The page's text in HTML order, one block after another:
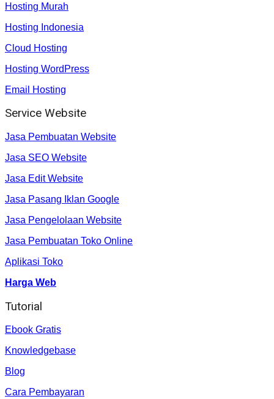
Hosting Murah
Hosting Indonesia
Cloud Hosting
Hosting WordPress
Email Hosting
Service Website
Jasa Pembuatan Website
Jasa SEO Website
Jasa Edit Website
Jasa Pasang Iklan Google
Jasa Pengelolaan Website
Jasa Pembuatan Toko Online
Aplikasi Toko
Harga Web
Tutorial
Ebook Gratis
Knowledgebase
Blog
Cara Pembayaran